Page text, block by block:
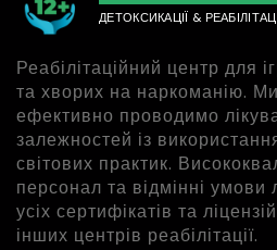
ДЕТОКСИКАЦІЇ &
Реабілітаційний центр для
та хворих на наркоманію.
ефективно проводимо
залежностей із
світових практик.
персонал та відмінні умови
усіх сертифікатів та
інших центрів реабілітації.